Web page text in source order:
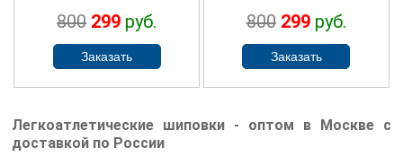
800 299 руб. 800 299руб.
Легкоатлетические шиповки - оптом в Москве с
доставкой по России